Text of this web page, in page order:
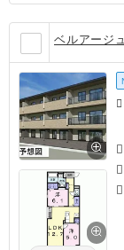
ベルアージ